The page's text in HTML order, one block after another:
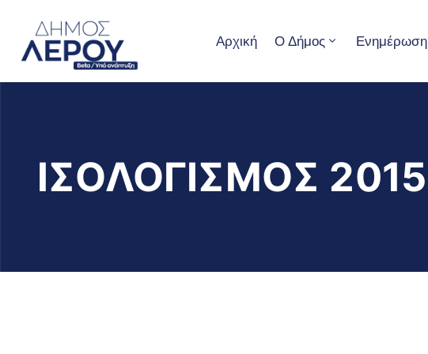
Αρχική Ο Δήμος Ενημέρωση
ΙΣΟΛΟΓΙΣΜΟΣ 2015